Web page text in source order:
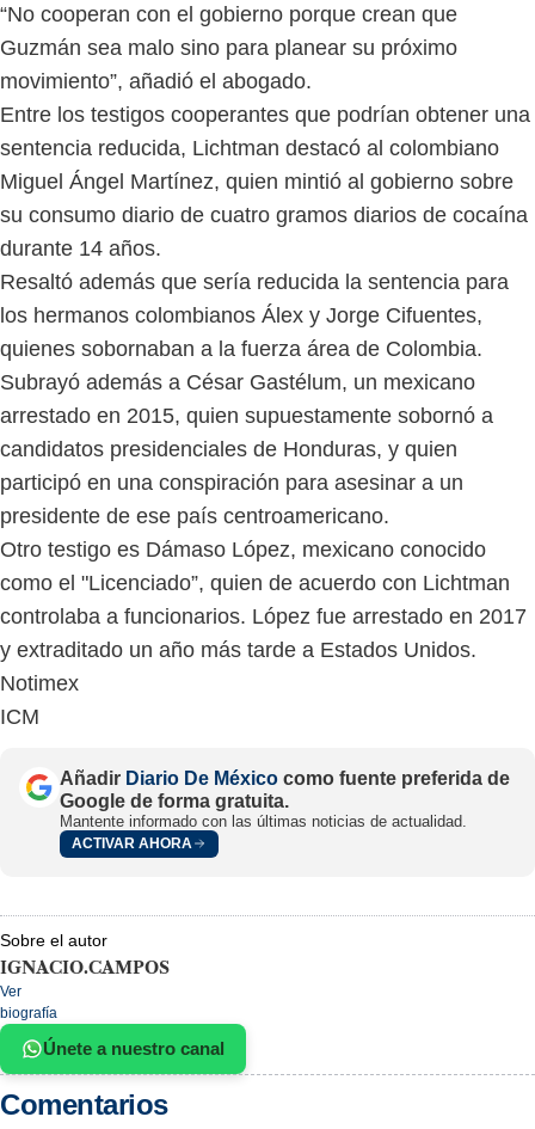
“No cooperan con el gobierno porque crean que
Guzmán sea malo sino para planear su próximo
movimiento”, añadió el abogado.
Entre los testigos cooperantes que podrían obtener una
sentencia reducida, Lichtman destacó al colombiano
Miguel Ángel Martínez, quien mintió al gobierno sobre
su consumo diario de cuatro gramos diarios de cocaína
durante 14 años.
Resaltó además que sería reducida la sentencia para
los hermanos colombianos Álex y Jorge Cifuentes,
quienes sobornaban a la fuerza área de Colombia.
Subrayó además a César Gastélum, un mexicano
arrestado en 2015, quien supuestamente sobornó a
candidatos presidenciales de Honduras, y quien
participó en una conspiración para asesinar a un
presidente de ese país centroamericano.
Otro testigo es Dámaso López, mexicano conocido
como el "Licenciado”, quien de acuerdo con Lichtman
controlaba a funcionarios. López fue arrestado en 2017
y extraditado un año más tarde a Estados Unidos.
Notimex
ICM
Añadir Diario De México como fuente preferida de
Google de forma gratuita.
Mantente informado con las últimas noticias de actualidad.
ACTIVAR AHORA
Sobre el autor
IGNACIO.CAMPOS
Ver
biografía
Únete a nuestro canal
Comentarios